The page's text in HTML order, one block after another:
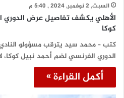
السبت, 2 نوفمبر, 2024 , 5:40 م
الأهلي يكشف تفاصيل عرض الدوري
كوكا
كتب – محمد سيد يترقب مسؤولو
الدوري الفرنسي لضم أحمد نبيل كوكا،
أكمل القراءة »